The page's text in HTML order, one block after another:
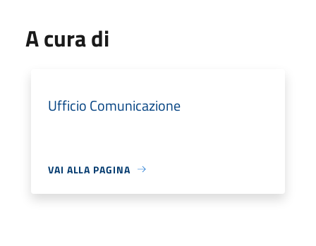
A cura di
Ufficio Comunicazione
VAI ALLA PAGINA